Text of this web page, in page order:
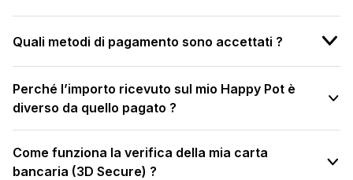
Quali metodi di pagamento sono accettati ?
Perché l’importo ricevuto sul mio Happy Pot è
diverso da quello pagato ?
Come funziona la verifica della mia carta
bancaria (3D Secure) ?